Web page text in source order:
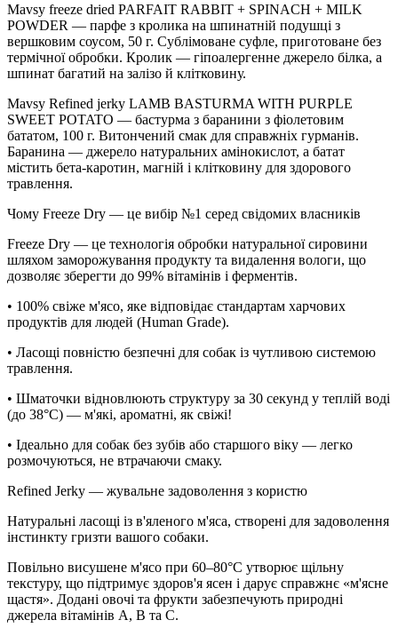
Mavsy freeze dried PARFAIT RABBIT + SPINACH + MILK
POWDER — парфе з кролика на шпинатній подушці з
вершковим соусом, 50 г. Сублімоване суфле, приготоване без
термічної обробки. Кролик — гіпоалергенне джерело білка, а
шпинат багатий на залізо й клітковину.
Mavsy Refined jerky LAMB BASTURMA WITH PURPLE
SWEET POTATO — бастурма з баранини з фіолетовим
бататом, 100 г. Витончений смак для справжніх гурманів.
Баранина — джерело натуральних амінокислот, а батат
містить бета-каротин, магній і клітковину для здорового
травлення.
Чому Freeze Dry — це вибір №1 серед свідомих власників
Freeze Dry — це технологія обробки натуральної сировини
шляхом заморожування продукту та видалення вологи, що
дозволяє зберегти до 99% вітамінів і ферментів.
• 100% свіже м'ясо, яке відповідає стандартам харчових
продуктів для людей (Human Grade).
• Ласощі повністю безпечні для собак із чутливою системою
травлення.
• Шматочки відновлюють структуру за 30 секунд у теплій воді
(до 38°C) — м'які, ароматні, як свіжі!
• Ідеально для собак без зубів або старшого віку — легко
розмочуються, не втрачаючи смаку.
Refined Jerky — жувальне задоволення з користю
Натуральні ласощі із в'яленого м'яса, створені для задоволення
інстинкту гризти вашого собаки.
Повільно висушене м'ясо при 60–80°C утворює щільну
текстуру, що підтримує здоров'я ясен і дарує справжнє «м'ясне
щастя». Додані овочі та фрукти забезпечують природні
джерела вітамінів A, B та C.